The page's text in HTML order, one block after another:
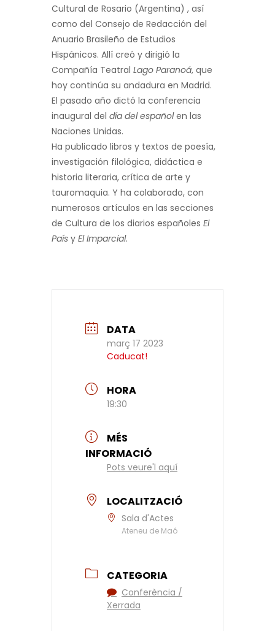
Cultural de Rosario (Argentina) , así
como del Consejo de Redacción del
Anuario Brasileño de Estudios
Hispánicos. Allí creó y dirigió la
Compañía Teatral Lago Paranoá, que
hoy continúa su andadura en Madrid.
El pasado año dictó la conferencia
inaugural del día del españolen las
Naciones Unidas.
Ha publicado libros y textos de poesía,
investigación filológica, didáctica e
historia literaria, crítica de arte y
tauromaquia. Y ha colaborado, con
numerosos artículos en las secciones
de Cultura de los diarios españoles El
País y El Imparcial.
DATA
març 17 2023
Caducat!
HORA
19:30
MÉS
INFORMACIÓ
Pots veure'l aquí
LOCALITZACIÓ
Sala d'Actes
Ateneu de Maó
CATEGORIA
Conferència /
Xerrada